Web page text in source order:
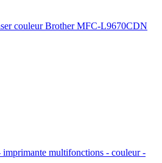
couleur Brother MFC-L9670CDN
multifonctions - couleur -